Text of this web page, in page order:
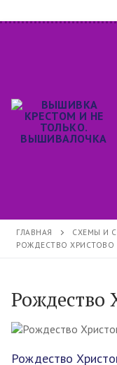
Перейти
ГЛАВНАЯ СХЕМЫ И
РОЖДЕСТВО ХРИСТОВО
Рождество
Рождество